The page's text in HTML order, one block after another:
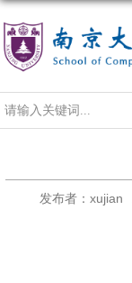
发布者：xujian